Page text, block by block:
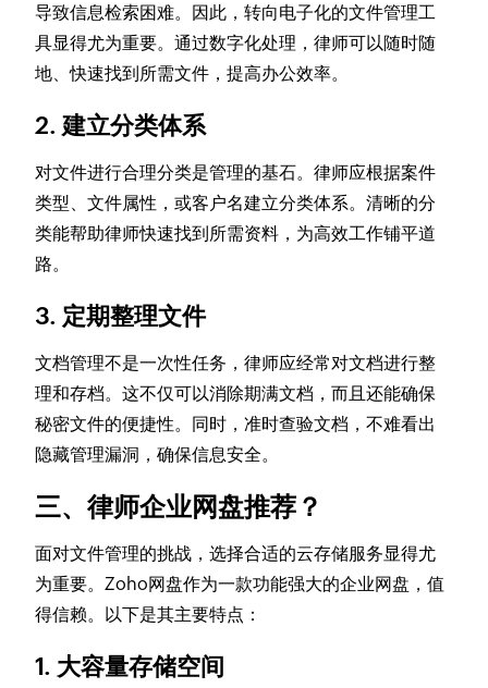
导致信息检索困难。因此，转向电子化的文件管理工
具显得尤为重要。通过数字化处理，律师可以随时随
地、快速找到所需文件，提高办公效率。
2. 建立分类体系
对文件进行合理分类是管理的基石。律师应根据案件
类型、文件属性，或客户名建立分类体系。清晰的分
类能帮助律师快速找到所需资料，为高效工作铺平道
路。
3. 定期整理文件
文档管理不是一次性任务，律师应经常对文档进行整
理和存档。这不仅可以消除期满文档，而且还能确保
秘密文件的便捷性。同时，准时查验文档，不难看出
隐藏管理漏洞，确保信息安全。
三、律师企业网盘推荐？
面对文件管理的挑战，选择合适的云存储服务显得尤
为重要。Zoho网盘作为一款功能强大的企业网盘，值
得信赖。以下是其主要特点：
1. 大容量存储空间